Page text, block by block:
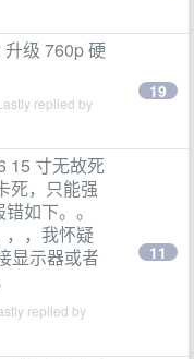
升级 760p 硬
replied by
19
15 寸无故死
死，只能强
如下。。
，我怀疑
显示器或者
replied by
11